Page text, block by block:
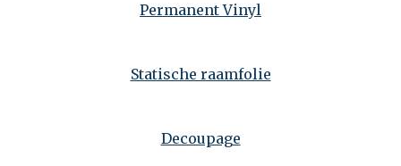
Permanent Vinyl
Statische raamfolie
Decoupage